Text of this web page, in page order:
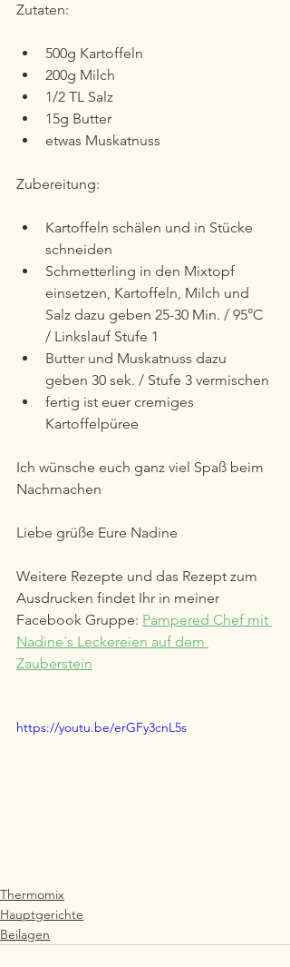
Zutaten:
500g Kartoffeln
200g Milch
1/2 TL Salz
15g Butter
etwas Muskatnuss
Zubereitung:
Kartoffeln schälen und in Stücke
schneiden
Schmetterling in den Mixtopf
einsetzen, Kartoffeln, Milch und
Salz dazu geben 25-30 Min. / 95°C
/ Linkslauf Stufe 1
Butter und Muskatnuss dazu
geben 30 sek. / Stufe 3 vermischen
fertig ist euer cremiges
Kartoffelpüree
Ich wünsche euch ganz viel Spaß beim
Nachmachen
Liebe grüße Eure Nadine
Weitere Rezepte und das Rezept zum
Ausdrucken findet Ihr in meiner
Facebook Gruppe: Pampered Chef mit
Nadine´s Leckereien auf dem
Zauberstein
https://youtu.be/erGFy3cnL5s
Thermomix
Hauptgerichte
Beilagen